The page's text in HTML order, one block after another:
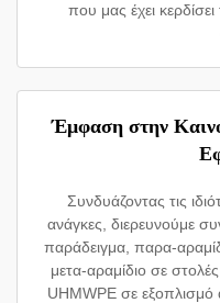
που μας έχει
Έμφαση στην
Συνδυάζοντας τις
ανάγκες, διερευνούμε
παράδειγμα, παρα-
μετα-αραμίδιο σε
UHMWPE σε εξοπλισμό